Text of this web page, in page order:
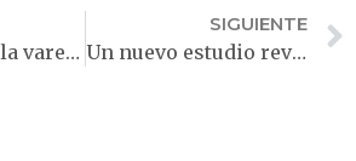
El impacto de la vareniclina en usuarios duales
SIGUIENTE
Un nuevo estudio revela inesperado impacto del vapeo en adolescentes